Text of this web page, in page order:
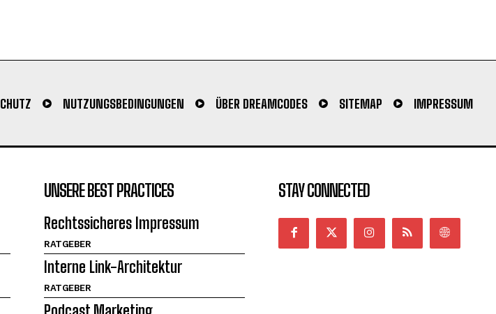
NUTZUNGSBEDINGUNGEN ÜBER DREAMCODES SITEMAP IMPRESSUM
UNSERE BEST PRACTICES
Rechtssicheres Impressum
RATGEBER
Interne Link-Architektur
RATGEBER
STAY CONNECTED